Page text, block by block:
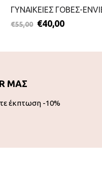
€55,00 €40,00
ΜΑΣ
έκπτωση -10%